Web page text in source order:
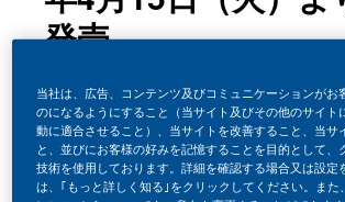
発売
08 April 2025
当社は、広告、コンテンツ及びコミュニケーションがお
のになるようにすること（当サイト及びその他のサイト
動に適合させること）、当サイトを改善すること、当サ
と、並びにお客様の好みを記憶することを目的として、
技術を使用しております。詳細を確認する場合又は設定
は、｢もっと詳しく知る｣をクリックしてください。また